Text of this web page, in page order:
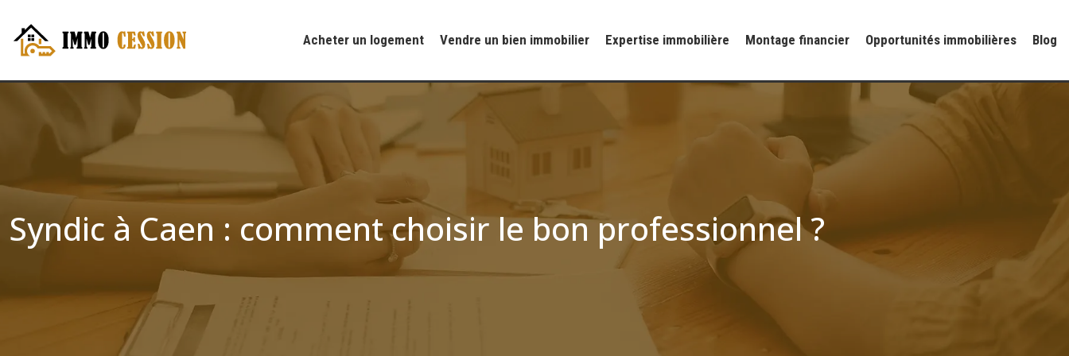
Acheter un logement Vendre un bien immobilier Expertise immobilière Montage financier Opportunités immobilières Blog
Syndic à Caen : comment choisir le bon professionnel ?